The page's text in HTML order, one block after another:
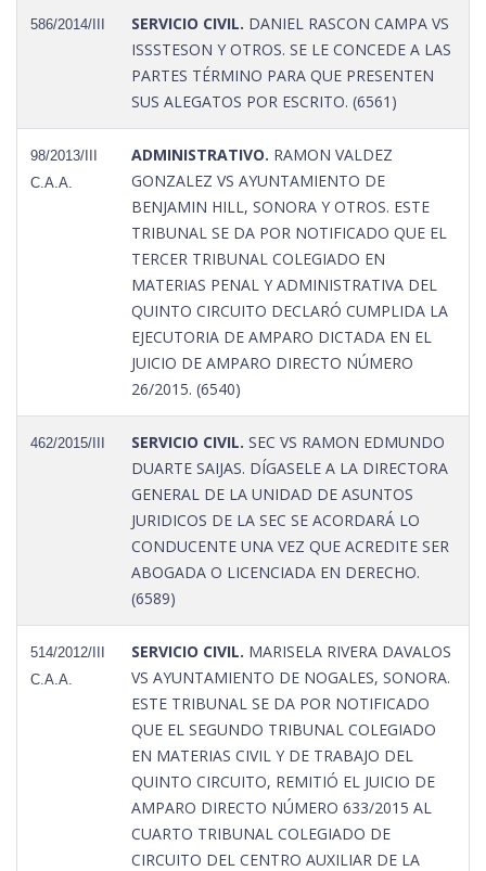
586/2014/III SERVICIO CIVIL. DANIEL RASCON CAMPA VS
ISSSTESON Y OTROS. SE LE CONCEDE A LAS
PARTES TÉRMINO PARA QUE PRESENTEN
SUS ALEGATOS POR ESCRITO. (6561)
98/2013/III
C.A.A.
ADMINISTRATIVO. RAMON VALDEZ
GONZALEZ VS AYUNTAMIENTO DE
BENJAMIN HILL, SONORA Y OTROS. ESTE
TRIBUNAL SE DA POR NOTIFICADO QUE EL
TERCER TRIBUNAL COLEGIADO EN
MATERIAS PENAL Y ADMINISTRATIVA DEL
QUINTO CIRCUITO DECLARÓ CUMPLIDA LA
EJECUTORIA DE AMPARO DICTADA EN EL
JUICIO DE AMPARO DIRECTO NÚMERO
26/2015. (6540)
462/2015/III SERVICIO CIVIL. SEC VS RAMON EDMUNDO
DUARTE SAIJAS. DÍGASELE A LA DIRECTORA
GENERAL DE LA UNIDAD DE ASUNTOS
JURIDICOS DE LA SEC SE ACORDARÁ LO
CONDUCENTE UNA VEZ QUE ACREDITE SER
ABOGADA O LICENCIADA EN DERECHO.
(6589)
514/2012/III
C.A.A.
SERVICIO CIVIL. MARISELA RIVERA DAVALOS
VS AYUNTAMIENTO DE NOGALES, SONORA.
ESTE TRIBUNAL SE DA POR NOTIFICADO
QUE EL SEGUNDO TRIBUNAL COLEGIADO
EN MATERIAS CIVIL Y DE TRABAJO DEL
QUINTO CIRCUITO, REMITIÓ EL JUICIO DE
AMPARO DIRECTO NÚMERO 633/2015 AL
CUARTO TRIBUNAL COLEGIADO DE
CIRCUITO DEL CENTRO AUXILIAR DE LA